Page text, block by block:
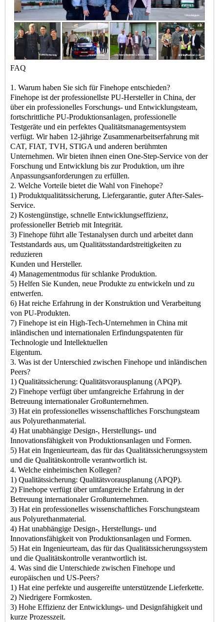
FAQ
1. Warum haben Sie sich für Finehope entschieden?
Finehope ist der professionellste PU-Hersteller in China, der
über ein professionelles Forschungs- und Entwicklungsteam,
fortschrittliche PU-Produktionsanlagen, professionelle
Testgeräte und ein perfektes Qualitätsmanagementsystem
verfügt. Wir haben 12-jährige Zusammenarbeitserfahrung mit
CAT, FIAT, TVH, STIGA und anderen berühmten
Unternehmen. Wir bieten ihnen einen One-Step-Service von der
Forschung und Entwicklung bis zur Produktion, um ihre
Anpassungsanforderungen zu erfüllen.
2. Welche Vorteile bietet die Wahl von Finehope?
1) Produktqualitätssicherung, Liefergarantie, guter After-Sales-
Service.
2) Kostengünstige, schnelle Entwicklungseffizienz,
professioneller Betrieb mit Integrität.
3) Finehope führt alle Testanalysen durch und arbeitet dann
Teststandards aus, um Qualitätsstandardstreitigkeiten zu
reduzieren
Kunden und Hersteller.
4) Managementmodus für schlanke Produktion.
5) Helfen Sie Kunden, neue Produkte zu entwickeln und zu
entwerfen.
6) Hat reiche Erfahrung in der Konstruktion und Verarbeitung
von PU-Produkten.
7) Finehope ist ein High-Tech-Unternehmen in China mit
inländischen und internationalen Erfindungspatenten für
Technologie und Intellektuellen
Eigentum.
3. Was ist der Unterschied zwischen Finehope und inländischen
Peers?
1) Qualitätssicherung: Qualitätsvorausplanung (APQP).
2) Finehope verfügt über umfangreiche Erfahrung in der
Betreuung internationaler Großunternehmen.
3) Hat ein professionelles wissenschaftliches Forschungsteam
aus Polyurethanmaterial.
4) Hat unabhängige Design-, Herstellungs- und
Innovationsfähigkeit von Produktionsanlagen und Formen.
5) Hat ein Ingenieurteam, das für das Qualitätssicherungssystem
und die Qualitätskontrolle verantwortlich ist.
4. Welche einheimischen Kollegen?
1) Qualitätssicherung: Qualitätsvorausplanung (APQP).
2) Finehope verfügt über umfangreiche Erfahrung in der
Betreuung internationaler Großunternehmen.
3) Hat ein professionelles wissenschaftliches Forschungsteam
aus Polyurethanmaterial.
4) Hat unabhängige Design-, Herstellungs- und
Innovationsfähigkeit von Produktionsanlagen und Formen.
5) Hat ein Ingenieurteam, das für das Qualitätssicherungssystem
und die Qualitätskontrolle verantwortlich ist.
4. Was sind die Unterschiede zwischen Finehope und
europäischen und US-Peers?
1) Hat eine perfekte und ausgereifte unterstützende Lieferkette.
2) Niedrigere Formkosten.
3) Hohe Effizienz der Entwicklungs- und Designfähigkeit und
kurze Prozesszeit.